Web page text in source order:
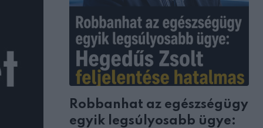
Robbanhat az egészségügy
egyik legsúlyosabb ügye: